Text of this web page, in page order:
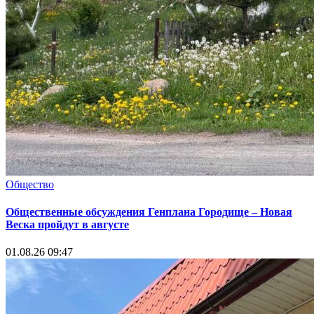
Общество
Общественные обсуждения Генплана Городище – Новая
Веска пройдут в августе
01.08.26 09:47